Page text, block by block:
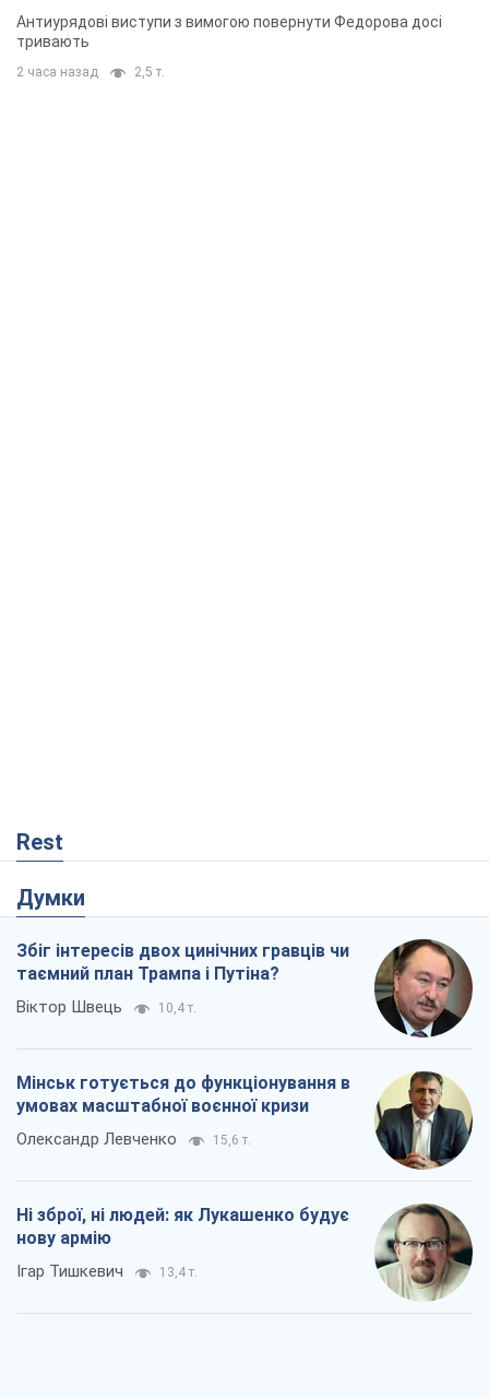
Антиурядові виступи з вимогою повернути Федорова досі
тривають
2 часа назад 2,5 т.
Rest
Думки
Збіг інтересів двох цинічних гравців чи
таємний план Трампа і Путіна?
Віктор Швець 10,4 т.
Мінськ готується до функціонування в
умовах масштабної воєнної кризи
Олександр Левченко 15,6 т.
Ні зброї, ні людей: як Лукашенко будує
нову армію
Ігар Тишкевич 13,4 т.